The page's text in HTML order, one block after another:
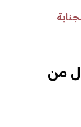
من